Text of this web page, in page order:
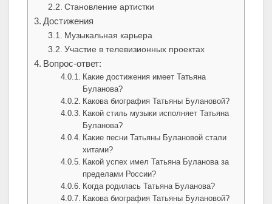
Становление артистки
Достижения
Музыкальная карьера
Участие в телевизионных проектах
Вопрос-ответ:
Какие достижения имеет Татьяна
Буланова?
Какова биография Татьяны Булановой?
Какой стиль музыки исполняет Татьяна
Буланова?
Какие песни Татьяны Булановой стали
хитами?
Какой успех имел Татьяна Буланова за
пределами России?
Когда родилась Татьяна Буланова?
Какова биография Татьяны Булановой?